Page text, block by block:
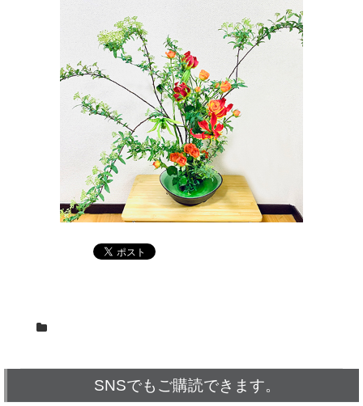
SNSでもご購読できます。